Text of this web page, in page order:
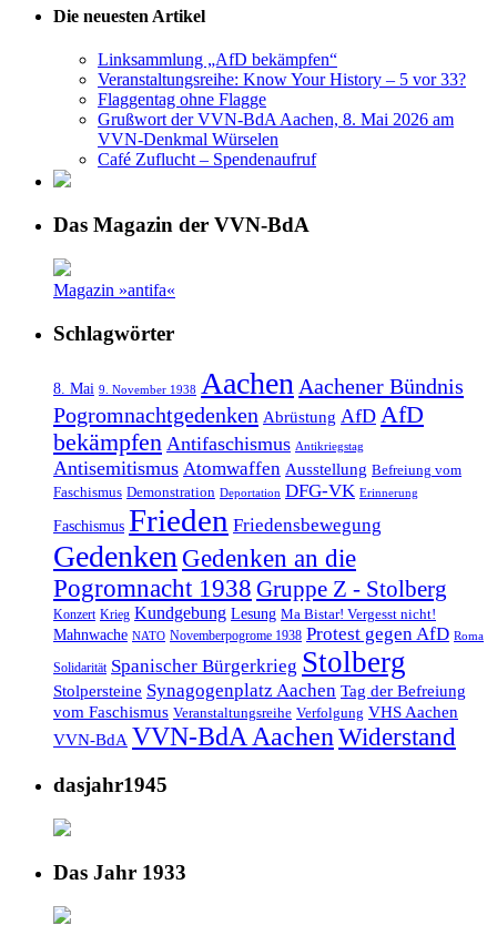
Die neuesten Artikel
Linksammlung „AfD bekämpfen“
Veranstaltungsreihe: Know Your History – 5 vor 33?
Flaggentag ohne Flagge
Grußwort der VVN-BdA Aachen, 8. Mai 2026 am
VVN-Denkmal Würselen
Café Zuflucht – Spendenaufruf
Das Magazin der VVN-BdA
Magazin »antifa«
Schlagwörter
8. Mai 9. November 1938 Aachen Aachener Bündnis
Pogromnachtgedenken Abrüstung AfD AfD
bekämpfen Antifaschismus Antikriegstag
Antisemitismus Atomwaffen Ausstellung Befreiung vom
Faschismus Demonstration Deportation DFG-VK Erinnerung
Faschismus Frieden Friedensbewegung
Gedenken Gedenken an die
Pogromnacht 1938 Gruppe Z - Stolberg
Konzert Krieg Kundgebung Lesung Ma Bistar! Vergesst nicht!
Mahnwache NATO Novemberpogrome 1938 Protest gegen AfD Roma
Solidarität Spanischer Bürgerkrieg Stolberg
Stolpersteine Synagogenplatz Aachen Tag der Befreiung
vom Faschismus Veranstaltungsreihe Verfolgung VHS Aachen
VVN-BdA VVN-BdA AachenWiderstand
dasjahr1945
Das Jahr 1933